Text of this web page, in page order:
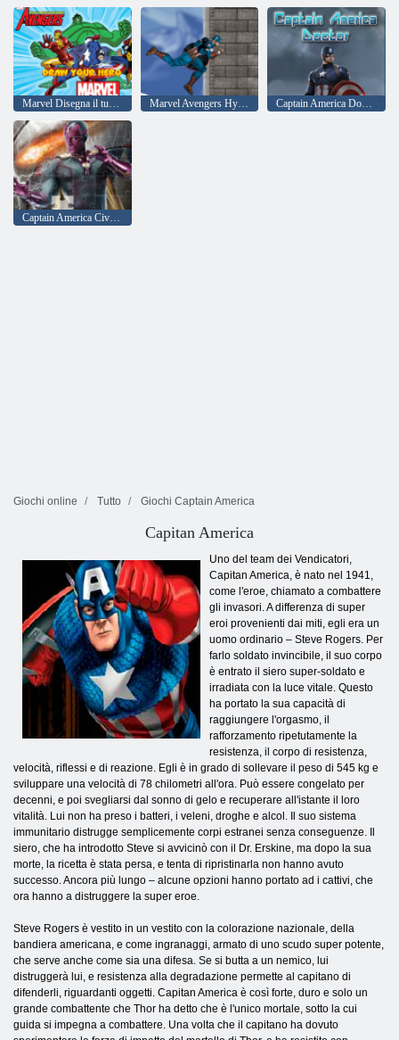
Marvel Disegna il tuo eroe Marvel Avengers Hydra Dash Captain America Doctor
Captain America Civil War Puzzle 2
Giochi online Tutto Giochi Captain America
Capitan America
Uno del team dei Vendicatori,
Capitan America, è nato nel 1941,
come l'eroe, chiamato a combattere
gli invasori. A differenza di super
eroi provenienti dai miti, egli era un
uomo ordinario – Steve Rogers. Per
farlo soldato invincibile, il suo corpo
è entrato il siero super-soldato e
irradiata con la luce vitale. Questo
ha portato la sua capacità di
raggiungere l'orgasmo, il
rafforzamento ripetutamente la
resistenza, il corpo di resistenza,
velocità, riflessi e di reazione. Egli è in grado di sollevare il peso di 545 kg e
sviluppare una velocità di 78 chilometri all'ora. Può essere congelato per
decenni, e poi svegliarsi dal sonno di gelo e recuperare all'istante il loro
vitalità. Lui non ha preso i batteri, i veleni, droghe e alcol. Il suo sistema
immunitario distrugge semplicemente corpi estranei senza conseguenze. Il
siero, che ha introdotto Steve si avvicinò con il Dr. Erskine, ma dopo la sua
morte, la ricetta è stata persa, e tenta di ripristinarla non hanno avuto
successo. Ancora più lungo – alcune opzioni hanno portato ad i cattivi, che
ora hanno a distruggere la super eroe.
Steve Rogers è vestito in un vestito con la colorazione nazionale, della
bandiera americana, e come ingranaggi, armato di uno scudo super potente,
che serve anche come sia una difesa. Se si butta a un nemico, lui
distruggerà lui, e resistenza alla degradazione permette al capitano di
difenderli, riguardanti oggetti. Capitan America è così forte, duro e solo un
grande combattente che Thor ha detto che è l'unico mortale, sotto la cui
guida si impegna a combattere. Una volta che il capitano ha dovuto